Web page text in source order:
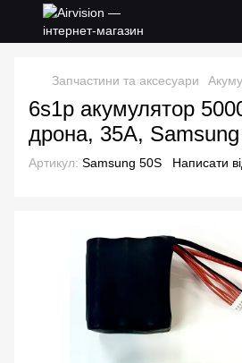
Запчастини та аксесуари
6s1p акумулятор
дрона, 35A,
Артикул: Samsung 50S Написати